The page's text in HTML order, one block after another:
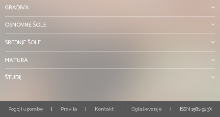
GRADIVA
OSNOVNE ŠOLE
SREDNJE ŠOLE
MATURA
ŠTUDIJ
Pogoji uporabe Pravila Kontakt Oglaševanje ISSN 1581-923X